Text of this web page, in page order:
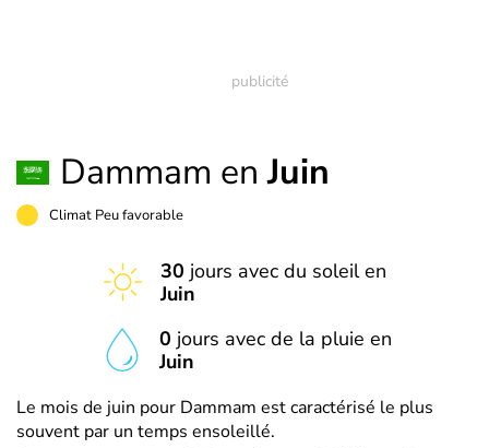
Dammam enJuin
Climat Peu favorable
30 jours avec du soleil en
Juin
0 jours avec de la pluie en
Juin
Le mois de juin pour Dammam est caractérisé le plus
souvent par un temps ensoleillé.